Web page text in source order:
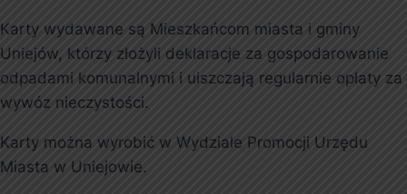
Karty wydawane są Mieszkańcom miasta i gminy
Uniejów, którzy złożyli deklaracje za gospodarowanie
odpadami komunalnymi i uiszczają regularnie opłaty za
wywóz nieczystości.
Karty można wyrobić w Wydziale Promocji Urzędu
Miasta w Uniejowie.